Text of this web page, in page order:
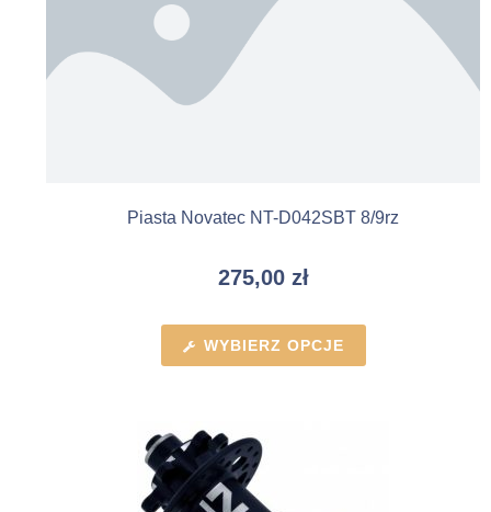
Piasta Novatec NT-D042SBT 8/9rz
275,00 zł
WYBIERZ OPCJE